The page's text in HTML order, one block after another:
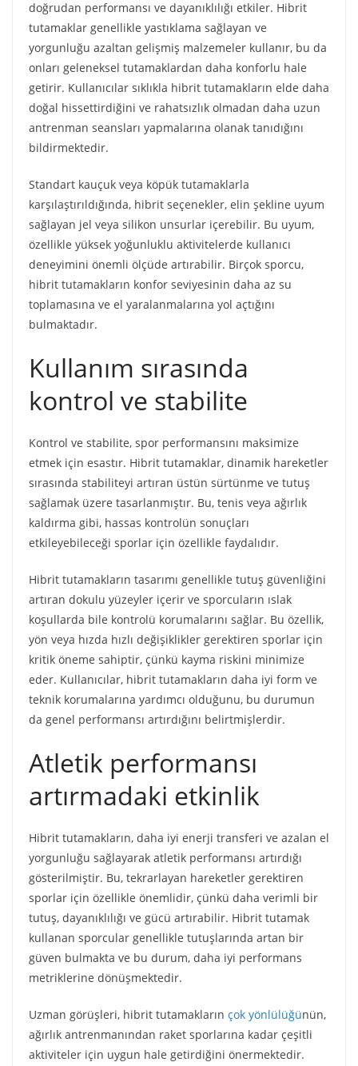
doğrudan performansı ve dayanıklılığı etkiler. Hibrit
tutamaklar genellikle yastıklama sağlayan ve
yorgunluğu azaltan gelişmiş malzemeler kullanır, bu da
onları geleneksel tutamaklardan daha konforlu hale
getirir. Kullanıcılar sıklıkla hibrit tutamakların elde daha
doğal hissettirdiğini ve rahatsızlık olmadan daha uzun
antrenman seansları yapmalarına olanak tanıdığını
bildirmektedir.
Standart kauçuk veya köpük tutamaklarla
karşılaştırıldığında, hibrit seçenekler, elin şekline uyum
sağlayan jel veya silikon unsurlar içerebilir. Bu uyum,
özellikle yüksek yoğunluklu aktivitelerde kullanıcı
deneyimini önemli ölçüde artırabilir. Birçok sporcu,
hibrit tutamakların konfor seviyesinin daha az su
toplamasına ve el yaralanmalarına yol açtığını
bulmaktadır.
Kullanım sırasında
kontrol ve stabilite
Kontrol ve stabilite, spor performansını maksimize
etmek için esastır. Hibrit tutamaklar, dinamik hareketler
sırasında stabiliteyi artıran üstün sürtünme ve tutuş
sağlamak üzere tasarlanmıştır. Bu, tenis veya ağırlık
kaldırma gibi, hassas kontrolün sonuçları
etkileyebileceği sporlar için özellikle faydalıdır.
Hibrit tutamakların tasarımı genellikle tutuş güvenliğini
artıran dokulu yüzeyler içerir ve sporcuların ıslak
koşullarda bile kontrolü korumalarını sağlar. Bu özellik,
yön veya hızda hızlı değişiklikler gerektiren sporlar için
kritik öneme sahiptir, çünkü kayma riskini minimize
eder. Kullanıcılar, hibrit tutamakların daha iyi form ve
teknik korumalarına yardımcı olduğunu, bu durumun
da genel performansı artırdığını belirtmişlerdir.
Atletik performansı
artırmadaki etkinlik
Hibrit tutamakların, daha iyi enerji transferi ve azalan el
yorgunluğu sağlayarak atletik performansı artırdığı
gösterilmiştir. Bu, tekrarlayan hareketler gerektiren
sporlar için özellikle önemlidir, çünkü daha verimli bir
tutuş, dayanıklılığı ve gücü artırabilir. Hibrit tutamak
kullanan sporcular genellikle tutuşlarında artan bir
güven bulmakta ve bu durum, daha iyi performans
metriklerine dönüşmektedir.
Uzman görüşleri, hibrit tutamakların çok yönlülüğünün,
ağırlık antrenmanından raket sporlarına kadar çeşitli
aktiviteler için uygun hale getirdiğini önermektedir.